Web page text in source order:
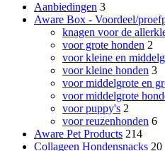
Aanbiedingen 3
Aware Box - Voordeel/
knagen voor de
voor grote honden 2
voor kleine en
voor kleine honden 3
voor middelgrote en
voor middelgrote
voor puppy's 2
voor reuzenhonden 6
Aware Pet Products 214
Collageen Hondensnacks 20